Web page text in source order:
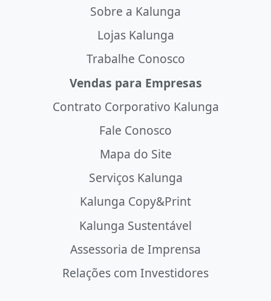
Sobre a Kalunga
Lojas Kalunga
Trabalhe Conosco
Vendas para Empresas
Contrato Corporativo Kalunga
Fale Conosco
Mapa do Site
Serviços Kalunga
Kalunga Copy&Print
Kalunga Sustentável
Assessoria de Imprensa
Relações com Investidores